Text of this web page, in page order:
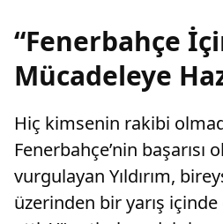
“Fenerbahçe
Mücadeleye
Hiç kimsenin rakibi
Fenerbahçe’nin başarısı
vurgulayan Yıldırım,
üzerinden bir yarış içinde